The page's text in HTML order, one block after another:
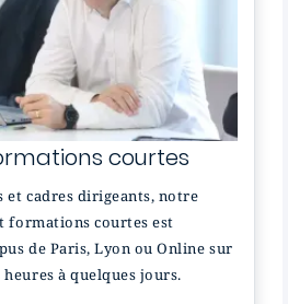
courtes
et cadres dirigeants, notre
formations courtes est
de Paris, Lyon ou Online sur
à quelques jours.